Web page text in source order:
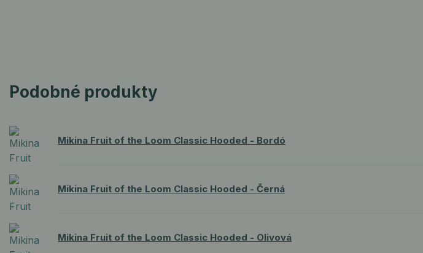
Podobné produkty
Mikina Fruit of the Loom Classic Hooded - Bordó
Mikina Fruit of the Loom Classic Hooded - Černá
Mikina Fruit of the Loom Classic Hooded - Olivová